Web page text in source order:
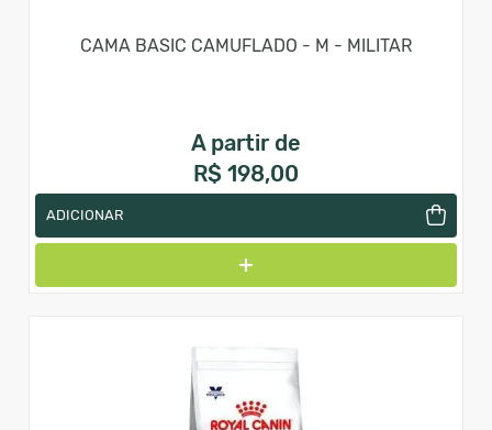
CAMA BASIC CAMUFLADO - M - MILITAR
A partir de
R$ 198,00
ADICIONAR